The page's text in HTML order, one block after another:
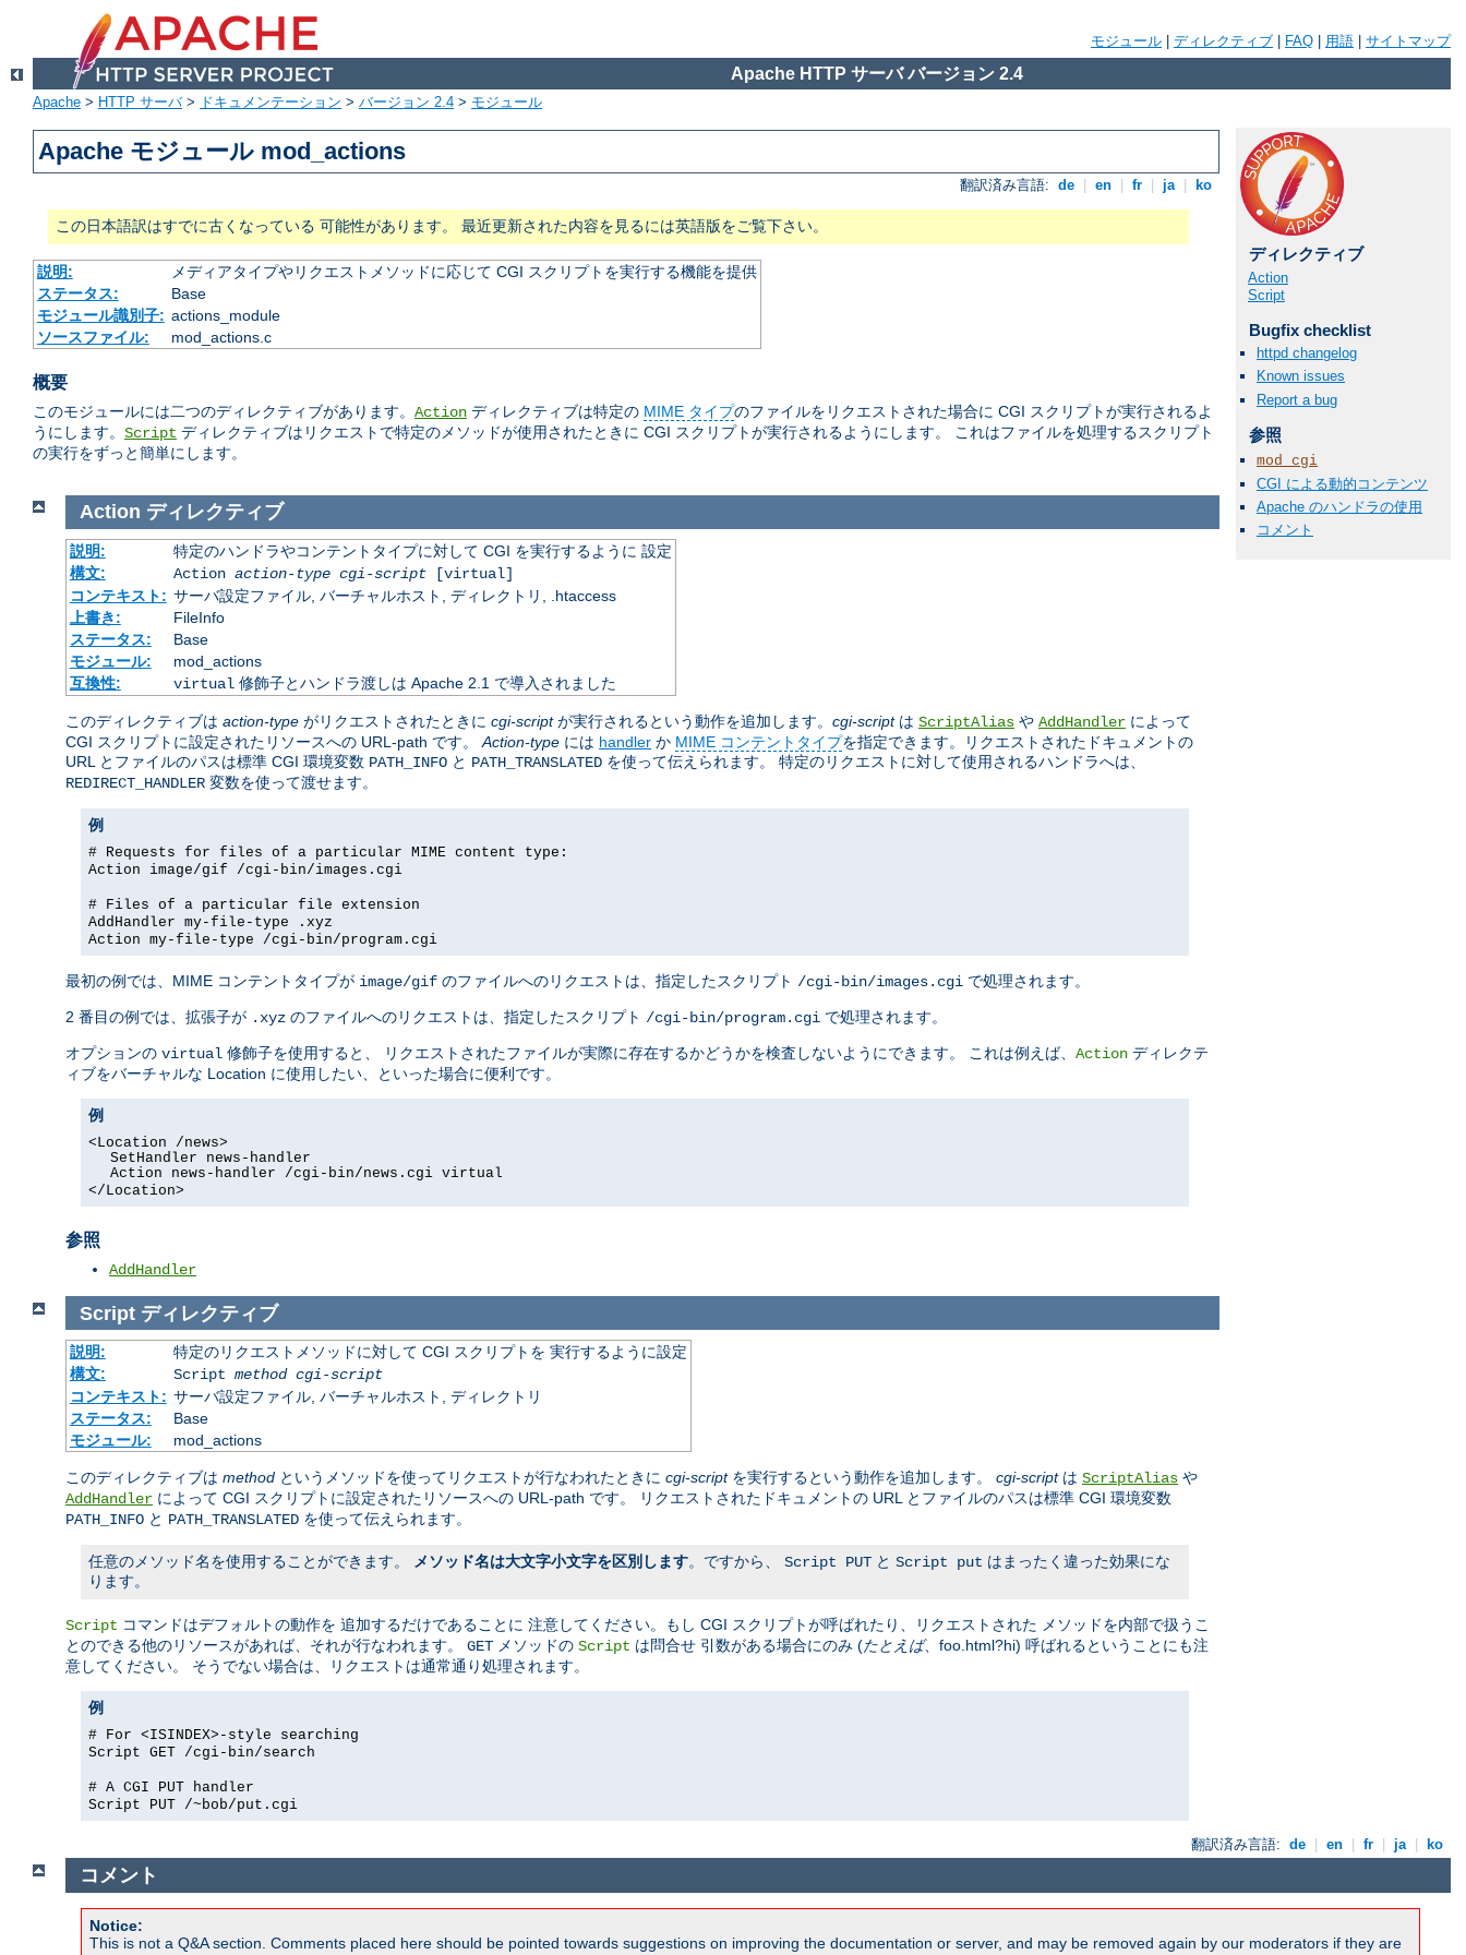
モジュール ディレクティブ FAQ 用語 サイトマップ
Apache HTTP サーバ バージョン 2.4
Apache > HTTP サーバ> ドキュメンテーション > バージョン 2.4 > モジュール
Apache モジュール mod_actions
翻訳済み言語: de en fr ja ko
この日本語訳はすでに古くなっている 可能性があります。 最近更新された内容を見るには英語版をご覧下さい。
説明:
メディアタイプやリクエストメソッドに応じて CGI スクリプトを実行する機能を提供
ステータス:
Base
モジュール識別子: actions_module
ソースファイル:
mod_actions.c
概要
このモジュールには二つのディレクティブがあります。 Action ディレクティブは特定の MIME タイプのファイルをリクエストされた場合に CGI スクリプトが実行されるよ
うにします。 Script ディレクティブはリクエストで特定のメソッドが使用されたときに CGI スクリプトが実行されるようにします。 これはファイルを処理するスクリプト
の実行をずっと簡単にします。
ディレクティブ
Action
Script
Bugfix checklist
httpd changelog
Known issues
Report a bug
参照
mod_cgi
CGI による動的コンテンツ
Apache のハンドラの使用
コメント
Action ディレクティブ
説明:
特定のハンドラやコンテントタイプに対して CGI を実行するように 設定
構文:
Action action-type cgi-script[virtual]
コンテキスト: サーバ設定ファイル, バーチャルホスト, ディレクトリ, .htaccess
上書き:
FileInfo
ステータス:
Base
モジュール:
mod_actions
互換性:
virtual 修飾子とハンドラ渡しは Apache 2.1 で導入されました
このディレクティブは action-type がリクエストされたときに cgi-scriptが実行されるという動作を追加します。 cgi-scriptは ScriptAlias や AddHandler によって
CGI スクリプトに設定されたリソースへの URL-path です。 Action-type には handler か MIME コンテントタイプを指定できます。リクエストされたドキュメントの
URL とファイルのパスは標準 CGI 環境変数 PATH_INFO と PATH_TRANSLATED を使って伝えられます。 特定のリクエストに対して使用されるハンドラへは、
REDIRECT_HANDLER 変数を使って渡せます。
例
# Requests for files of a particular MIME content type:
Action image/gif /cgi-bin/images.cgi
# Files of a particular file extension
AddHandler my-file-type .xyz
Action my-file-type /cgi-bin/program.cgi
最初の例では、MIME コンテントタイプが image/gif のファイルへのリクエストは、指定したスクリプト /cgi-bin/images.cgi で処理されます。
2 番目の例では、拡張子が .xyz のファイルへのリクエストは、指定したスクリプト /cgi-bin/program.cgi で処理されます。
オプションの virtual 修飾子を使用すると、 リクエストされたファイルが実際に存在するかどうかを検査しないようにできます。 これは例えば、 Action ディレクテ
ィブをバーチャルな Location に使用したい、といった場合に便利です。
例
<Location /news>
SetHandler news-handler
Action news-handler /cgi-bin/news.cgi virtual
</Location>
参照
AddHandler
Script ディレクティブ
説明:
特定のリクエストメソッドに対して CGI スクリプトを 実行するように設定
構文:
Script method cgi-script
コンテキスト: サーバ設定ファイル, バーチャルホスト, ディレクトリ
ステータス:
Base
モジュール:
mod_actions
このディレクティブは method というメソッドを使ってリクエストが行なわれたときに cgi-scriptを実行するという動作を追加します。 cgi-scriptは ScriptAlias や
AddHandler によって CGI スクリプトに設定されたリソースへの URL-path です。 リクエストされたドキュメントの URL とファイルのパスは標準 CGI 環境変数
PATH_INFO と PATH_TRANSLATED を使って伝えられます。
任意のメソッド名を使用することができます。 メソッド名は大文字小文字を区別します。ですから、 Script PUT と Script put はまったく違った効果にな
ります。
Script コマンドはデフォルトの動作を 追加するだけであることに 注意してください。もし CGI スクリプトが呼ばれたり、リクエストされた メソッドを内部で扱うこ
とのできる他のリソースがあれば、それが行なわれます。 GET メソッドの Script は問合せ 引数がある場合にのみ (たとえば、foo.html?hi) 呼ばれるということにも注
意してください。 そうでない場合は、リクエストは通常通り処理されます。
例
# For <ISINDEX>-style searching
Script GET /cgi-bin/search
# A CGI PUT handler
Script PUT /~bob/put.cgi
翻訳済み言語: de en fr ja ko
コメント
Notice:
This is not a Q&A section. Comments placed here should be pointed towards suggestions on improving the documentation or server, and may be removed again by our moderators if they are